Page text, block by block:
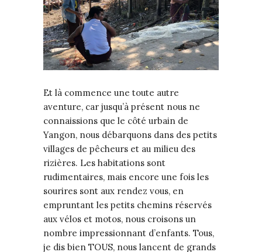
Et là commence une toute autre
aventure, car jusqu’à présent nous ne
connaissions que le côté urbain de
Yangon, nous débarquons dans des petits
villages de pêcheurs et au milieu des
rizières. Les habitations sont
rudimentaires, mais encore une fois les
sourires sont aux rendez vous, en
empruntant les petits chemins réservés
aux vélos et motos, nous croisons un
nombre impressionnant d’enfants. Tous,
je dis bien TOUS, nous lancent de grands